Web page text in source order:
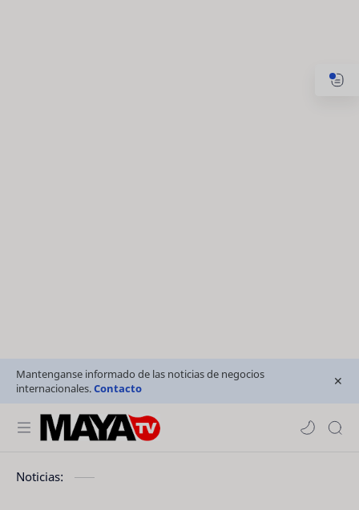
Mantenganse informado de las noticias de negocios
internacionales.Contacto
Noticias: